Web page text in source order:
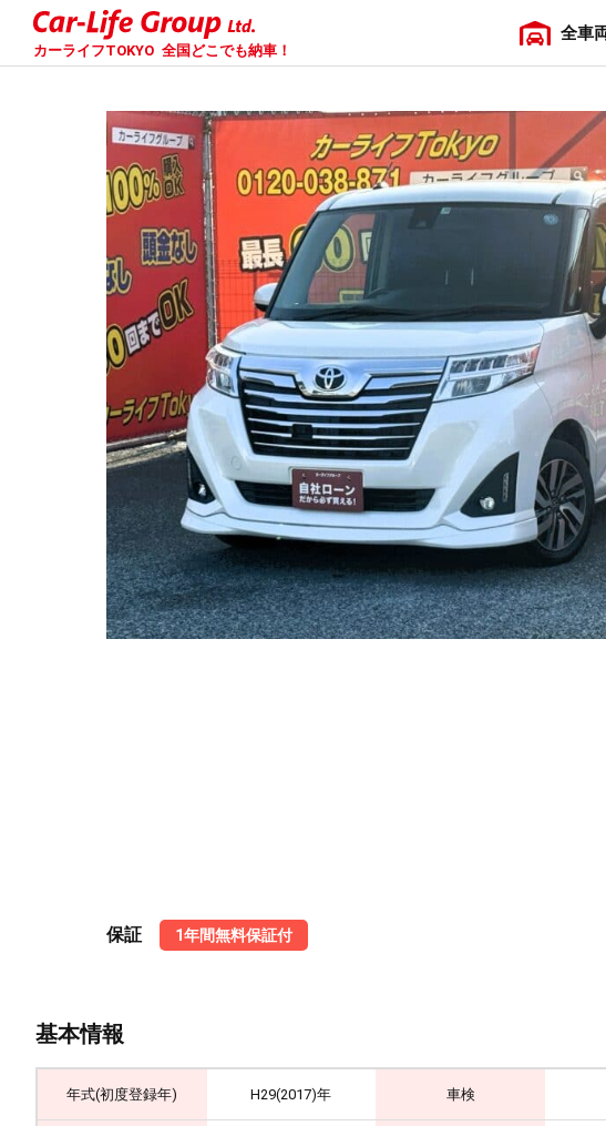
カーライフTOKYO 全国どこでも納車！
全車
保証 1年間無料保証付
基本情報
年式(初度登録年) H29(2017)年 車検